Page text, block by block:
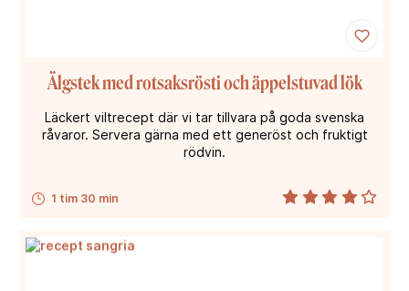
1 tim 30 min
Älgstek med rotsaksrösti och äppelstuvad lök
Läckert viltrecept där vi tar tillvara på goda svenska
råvaror. Servera gärna med ett generöst och fruktigt
rödvin.